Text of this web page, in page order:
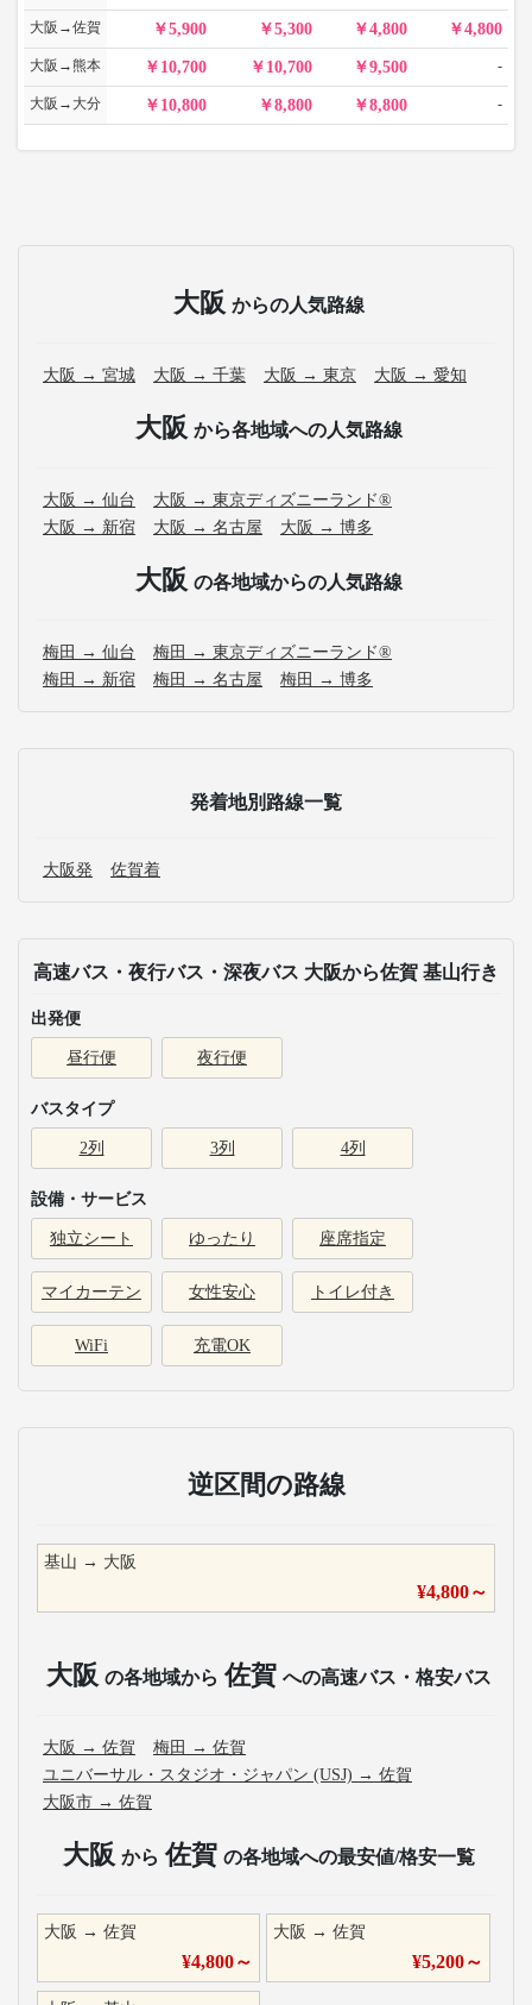
大阪→佐賀 5,900 5,300 4,800 4,800
大阪→熊本 10,700 10,700 9,500 -
大阪→大分 10,800 8,800 8,800 -
大阪 からの人気路線
大阪 → 宮城 大阪 → 千葉 大阪 → 東京 大阪 → 愛知
大阪 から各地域への人気路線
大阪 → 仙台
大阪 → 東京ディズニーランド®
大阪 → 新宿
大阪 → 名古屋 大阪 → 博多
大阪 の各地域からの人気路線
梅田 → 仙台
梅田 → 東京ディズニーランド®
梅田 → 新宿
梅田 → 名古屋 梅田 → 博多
発着地別路線一覧
大阪発 佐賀着
高速バス・夜行バス・深夜バス 大阪から佐賀 基山行き
出発便
昼行便 夜行便
バスタイプ
2列 3列 4列
設備・サービス
独立シート ゆったり 座席指定
マイカーテン 女性安心 トイレ付き
WiFi 充電OK
逆区間の路線
基山 → 大阪
¥4,800～
大阪 の各地域から 佐賀 への高速バス・格安バス
大阪 → 佐賀 梅田 → 佐賀
ユニバーサル・スタジオ・ジャパン (USJ) → 佐賀
大阪市 → 佐賀
大阪 から 佐賀 の各地域への最安値/格安一覧
大阪 → 佐賀
¥4,800～
大阪 →佐賀
¥5,200～